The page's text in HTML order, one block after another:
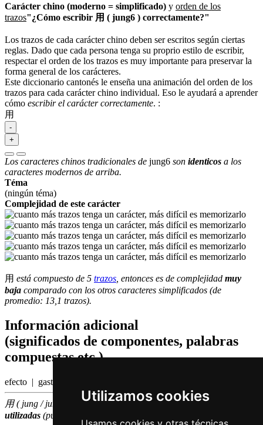
Utilizamos cookies
Carácter chino (moderno = simplificado) y orden de los
trazos"¿Cómo escribir 用 ( jung6 ) correctamente?"
Los trazos de cada carácter chino deben ser escritos según ciertas
reglas. Dado que cada persona tenga su proprio estilo de escribir,
respectar el orden de los trazos es muy importante para preservar la
forma general de los carácteres.
Este diccionario cantonés le enseña una animación del orden de los
trazos para cada carácter chino individual. Eso le ayudará a aprender
cómo escribir el carácter correctamente. :
用
-
+
Los caracteres chinos tradicionales de jung6 son identicos a los
caracteres modernos de arriba.
Téma
(ningún téma)
Complejidad de este carácter
用 está compuesto de 5 trazos , entonces es de complejidad muy
baja comparado con los otros caracteres simplificados (de
promedio: 13,1 trazos).
Información adicional
(significados de componentes, palabras
compuestas etc.)
efecto | gastos, costos
用 ( jung / jung6 ) hace parte de las100 caracteres chinas
utilizadas (puesto número